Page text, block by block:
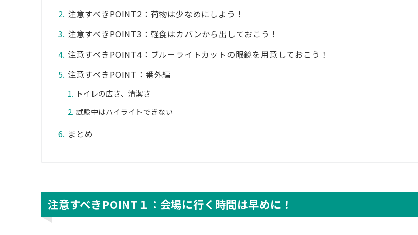
注意すべきPOINT2：荷物は少なめにしよう！
注意すべきPOINT3：軽食はカバンから出しておこう！
注意すべきPOINT4：ブルーライトカットの眼鏡を用意しておこう！
注意すべきPOINT：番外編
トイレの広さ、清潔さ
試験中はハイライトできない
まとめ
注意すべきPOINT１：会場に行く時間は早めに！